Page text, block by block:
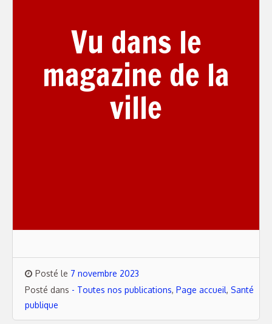
Vu dans le
magazine de la
ville
Posté le 7 novembre 2023
Posté dans - Toutes nos publications, Page accueil, Santé
publique